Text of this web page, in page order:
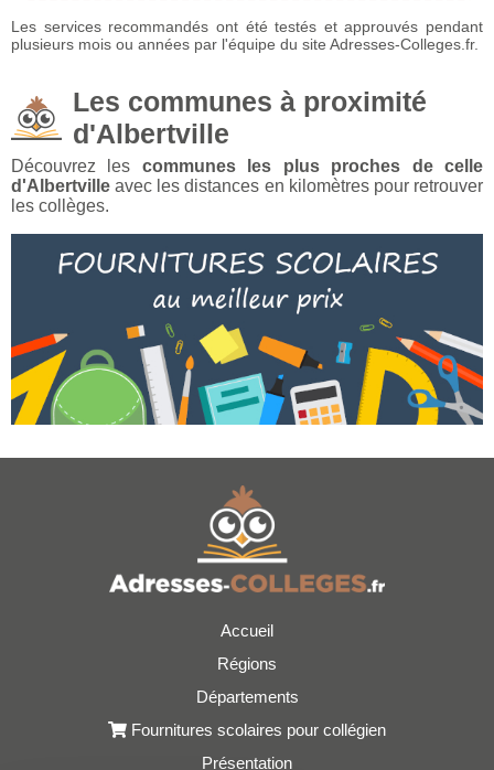
Les services recommandés ont été testés et approuvés pendant
plusieurs mois ou années par l'équipe du site Adresses-Colleges.fr.
Les communes à proximité
d'Albertville
Découvrez les communes les plus proches de celle
d'Albertville avec les distances en kilomètres pour retrouver
les collèges.
Accueil
Régions
Départements
Fournitures scolaires pour collégien
Présentation